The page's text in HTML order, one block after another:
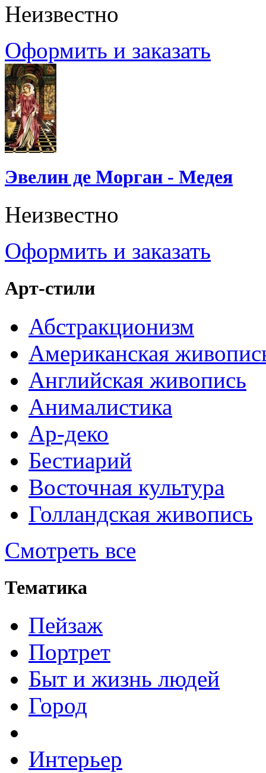
Неизвестно
Оформить и заказать
Эвелин де Морган - Медея
Неизвестно
Оформить и заказать
Арт-стили
Абстракционизм
Американская
Английская живопись
Анималистика
Ар-деко
Бестиарий
Восточная культура
Голландская живопись
Смотреть все
Тематика
Пейзаж
Портрет
Быт и жизнь людей
Город
Интерьер